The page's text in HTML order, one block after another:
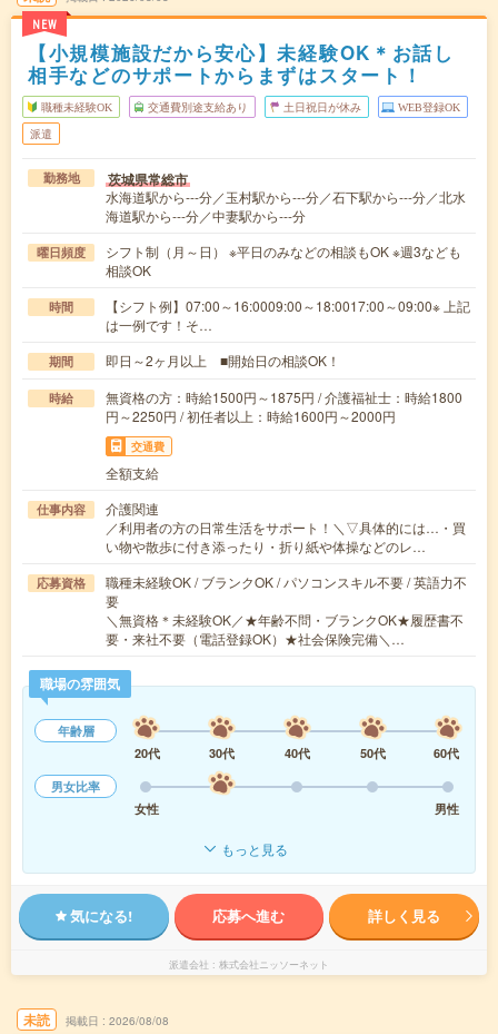
NEW
【小規模施設だから安心】未経験OK＊お話し
相手などのサポートからまずはスタート！
職種未経験OK 交通費別途支給あり 土日祝日が休み WEB登録OK
派遣
勤務地 茨城県常総市
水海道駅から---分／玉村駅から---分／石下駅から---分／北水
海道駅から---分／中妻駅から---分
曜日頻度
シフト制（月～日） ※平日のみなどの相談もOK ※週3なども
相談OK
時間
【シフト例】07:00～16:0009:00～18:0017:00～09:00※ 上記
は一例です！そ…
期間 即日～2ヶ月以上 ■開始日の相談OK！
時給
無資格の方：時給1500円～1875円 / 介護福祉士：時給1800
円～2250円 / 初任者以上：時給1600円～2000円
交通費
全額支給
仕事内容
介護関連
／利用者の方の日常生活をサポート！＼▽具体的には…・買
い物や散歩に付き添ったり・折り紙や体操などのレ…
応募資格
職種未経験OK / ブランクOK / パソコンスキル不要 / 英語力不
要
＼無資格＊未経験OK／★年齢不問・ブランクOK★履歴書不
要・来社不要（電話登録OK）★社会保険完備＼…
職場の雰囲気
年齢層
20代
30代 40代 50代
60代
男女比率
女性
男性
もっと見る
気になる! 応募へ進む 詳しく見る
派遣会社 株式会社ニッソーネット
未読 掲載日 2026/08/08